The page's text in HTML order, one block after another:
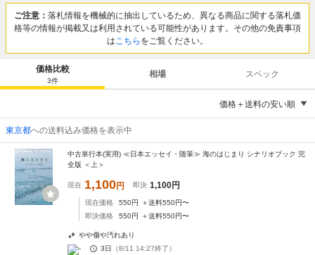
ご注意： 落札情報を機械的に抽出しているため、異なる商品に関する落札価
格等の情報が掲載又は利用されている可能性があります。その他の免責事項
はこちら をご覧ください。
価格比較
3件
相場 スペック
価格＋送料の安い順
東京都への送料込み価格を表示中
中古単行本(実用) ≪日本エッセイ・随筆≫ 海のはじまり シナリオブック 完
全版 ＜上＞
現在 1,100円 即決 1,100円
現在価格 550円 ＋送料550円〜
即決価格
550円 ＋送料550円〜
やや傷や汚れあり
-
3日 （8/11 14:27終了）